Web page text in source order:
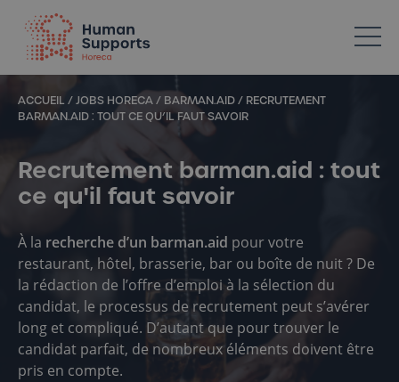
Votre spécialiste en ressources humaines dans l’Horeca
ACCUEIL /JOBS HORECA/ BARMAN.AID/ RECRUTEMENT
BARMAN.AID : TOUT CE QU’IL FAUT SAVOIR
Recrutement barman.aid : tout
ce qu'il faut savoir
À la recherche d’un barman.aid pour votre
restaurant, hôtel, brasserie, bar ou boîte de nuit ? De
la rédaction de l’offre d’emploi à la sélection du
candidat, le processus de recrutement peut s’avérer
long et compliqué. D’autant que pour trouver le
candidat parfait, de nombreux éléments doivent être
pris en compte.